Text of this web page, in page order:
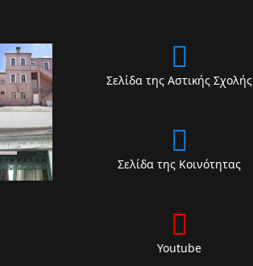
Σελίδα της Αστικής Σχολής
Σελίδα της Κοινότητας
Youtube